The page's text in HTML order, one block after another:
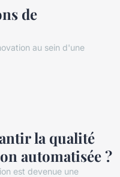
de
au sein d'une
la qualité
automatisée ?
est devenue une